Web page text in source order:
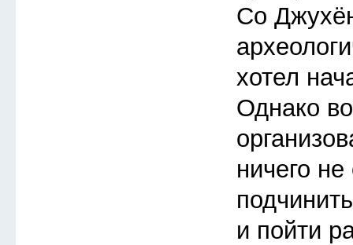
Со
хотел
Однако
ничего
и пойти